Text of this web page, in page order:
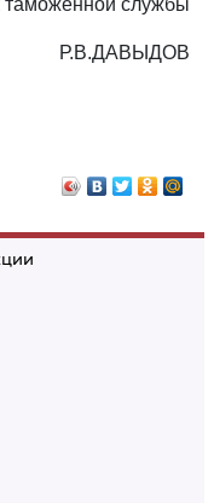
таможенной службы
Р.В.ДАВЫДОВ